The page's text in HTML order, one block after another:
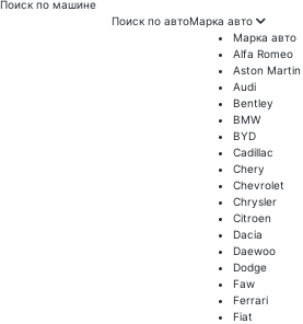
Поиск по машине
Поиск по автоМарка авто
Марка авто
Alfa Romeo
Aston Martin
Audi
Bentley
BMW
BYD
Cadillac
Chery
Chevrolet
Chrysler
Citroen
Dacia
Daewoo
Dodge
Faw
Ferrari
Fiat